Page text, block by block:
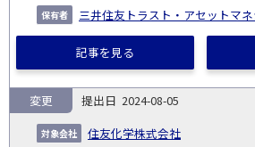
三井住友トラスト・アセットマ
記事を見る
2024-08-05
住友化学株式会社
変更